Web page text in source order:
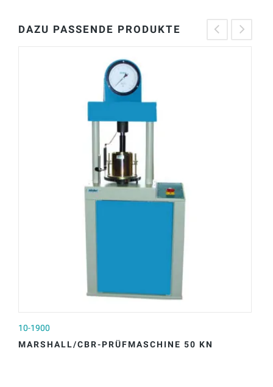
DAZU PASSENDE PRODUKTE
10-1900
MARSHALL/CBR-PRÜFMASCHINE 50 KN